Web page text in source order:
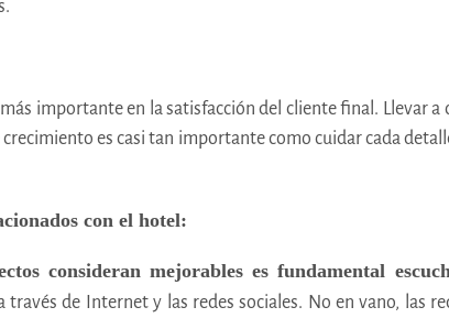
importante en la satisfacción del cliente final. Llevar a
es casi tan importante como cuidar cada
con el hotel:
consideran mejorables es fundamental
de Internet y las redes sociales. No en vano, las